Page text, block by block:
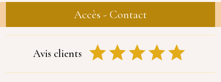
Accès - Contact
Avis clients